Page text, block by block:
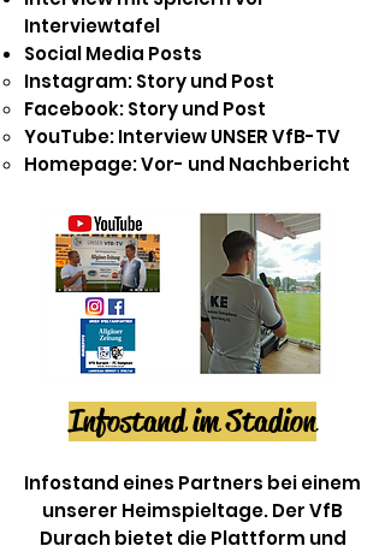
Interviewtafel
Social Media Posts
Instagram: Story und Post
Facebook: Story und Post
YouTube: Interview UNSER VfB-TV
Homepage: Vor- und Nachbericht​
Infostand im Stadion
Infostand eines Partners bei einem
unserer Heimspieltage. Der VfB
Durach bietet die Plattform und